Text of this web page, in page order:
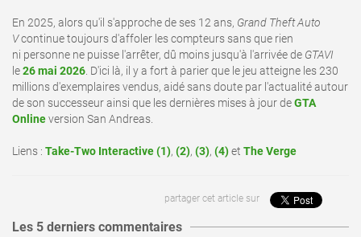
En 2025, alors qu'il s'approche de ses 12 ans, Grand Theft Auto
Vcontinue toujours d'affoler les compteurs sans que rien
ni personne ne puisse l'arrêter, dû moins jusqu'à l'arrivée de GTAVI
le26 mai 2026 . D'ici là, il y a fort à parier que le jeu atteigne les 230
millions d'exemplaires vendus, aidé sans doute par l'actualité autour
de son successeur ainsi que les dernières mises à jour deGTA
Onlineversion San Andreas.
Liens : Take-Two Interactive (1), (2), (3), (4)et The Verge
partager cet article sur
Les 5 derniers commentaires